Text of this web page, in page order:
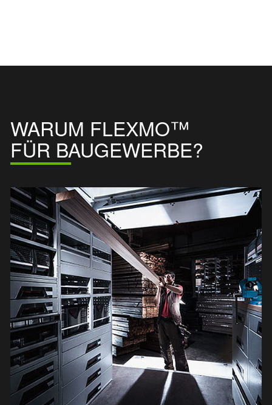
WARUM FLEXMO™
FÜR BAUGEWERBE?